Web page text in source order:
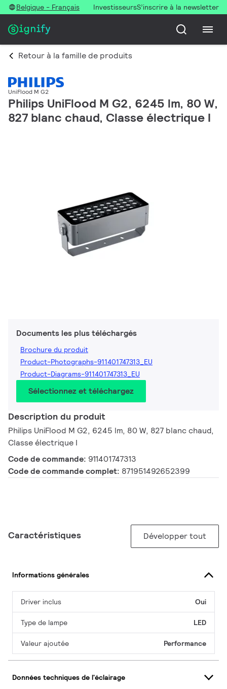
Belgique - Français InvestisseursS’inscrire à la newsletter
Retour à la famille de produits
UniFlood M G2
Philips UniFlood M G2, 6245 lm, 80 W,
827 blanc chaud, Classe électrique I
Documents les plus téléchargés
Brochure du produit
Product-Photographs-911401747313_EU
Product-Diagrams-911401747313_EU
Sélectionnez et téléchargez
Description du produit
Philips UniFlood M G2, 6245 lm, 80 W, 827 blanc chaud,
Classe électrique I
Code de commande: 911401747313
Code de commande complet: 871951492652399
Caractéristiques Développer tout
Informations générales
Driver inclus Oui
Type de lampe LED
Valeur ajoutée Performance
Données techniques de l'éclairage